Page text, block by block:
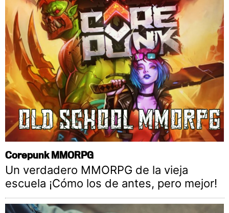
Corepunk MMORPG
Un verdadero MMORPG de la vieja
escuela ¡Cómo los de antes, pero mejor!